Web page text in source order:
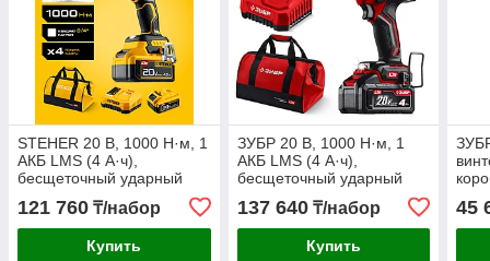
STEHER 20 В, 1000 Н·м, 1
АКБ LMS (4 А·ч),
бесщеточный ударный
гайковерт, сумка (CWB-
1000-41)
121 760 ₸/набор
Купить
ЗУБР 20 В, 1000 Н·м, 1
АКБ LMS (4 А·ч),
бесщеточный ударный
гайковерт, сумка
(ГБУ-1000-41)
137 640₸/набор
Купить
45